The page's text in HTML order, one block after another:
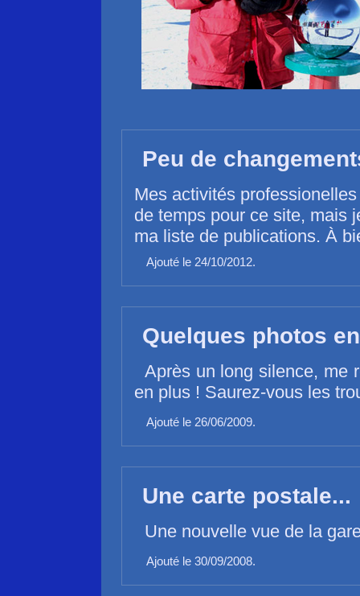
Peu de
Mes activités
de temps pour ce site, mais
ma liste de publications. À
Ajouté le 24/10/2012.
Quelques photos
Après un long silence, me
en plus ! Saurez-vous les
Ajouté le 26/06/2009.
Une carte postale...
Une nouvelle vue de la
Ajouté le 30/09/2008.